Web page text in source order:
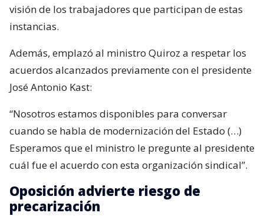
visión de los trabajadores que participan de estas
instancias.
Además, emplazó al ministro Quiroz a respetar los
acuerdos alcanzados previamente con el presidente
José Antonio Kast:
“Nosotros estamos disponibles para conversar
cuando se habla de modernización del Estado (…)
Esperamos que el ministro le pregunte al presidente
cuál fue el acuerdo con esta organización sindical”.
Oposición advierte riesgo de
precarización